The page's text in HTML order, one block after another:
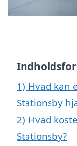
1) Hvad kan
Stationsby
2) Hvad
Stationsby?